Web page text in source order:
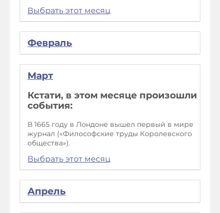
Выбрать этот месяц
Февраль
Март
Кстати, в этом месяце произошли
события:
В 1665 году в Лондоне вышел первый в мире
журнал («Философские труды Королевского
общества»).
Выбрать этот месяц
Апрель